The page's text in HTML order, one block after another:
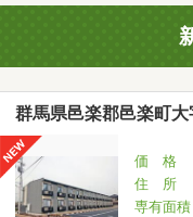
群馬県邑楽郡邑楽町大
価 格
住 所
専有面積